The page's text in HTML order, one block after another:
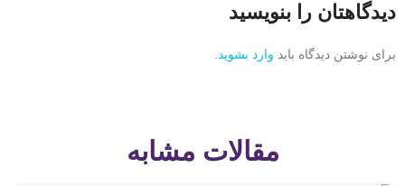
دیدگاهتان را بنویسید
برای نوشتن دیدگاه باید وارد بشوید
مقالات مشابه